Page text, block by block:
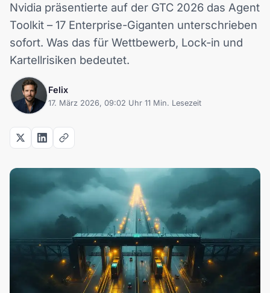
Nvidia präsentierte auf der GTC 2026 das Agent
Toolkit – 17 Enterprise-Giganten unterschrieben
sofort. Was das für Wettbewerb, Lock-in und
Kartellrisiken bedeutet.
Felix
17. März 2026, 09:02 Uhr 11 Min. Lesezeit